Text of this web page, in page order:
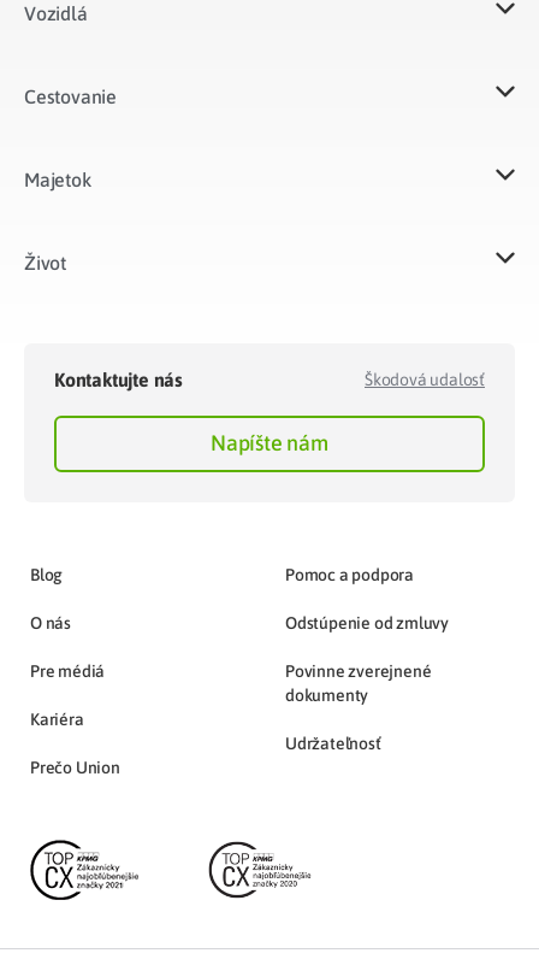
Vozidlá​
Cestovanie
Majetok​
Život​
Kontaktujte nás Škodová udalosť
Napíšte nám
Blog
O nás
Pre médiá
Kariéra
Prečo Union
Pomoc a podpora
Odstúpenie od zmluvy
Povinne zverejnené
dokumenty
Udržateľnosť